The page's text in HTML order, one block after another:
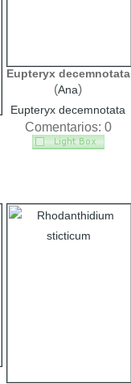
Eupteryx decemnotata
(Ana)
Eupteryx decemnotata
Comentarios: 0